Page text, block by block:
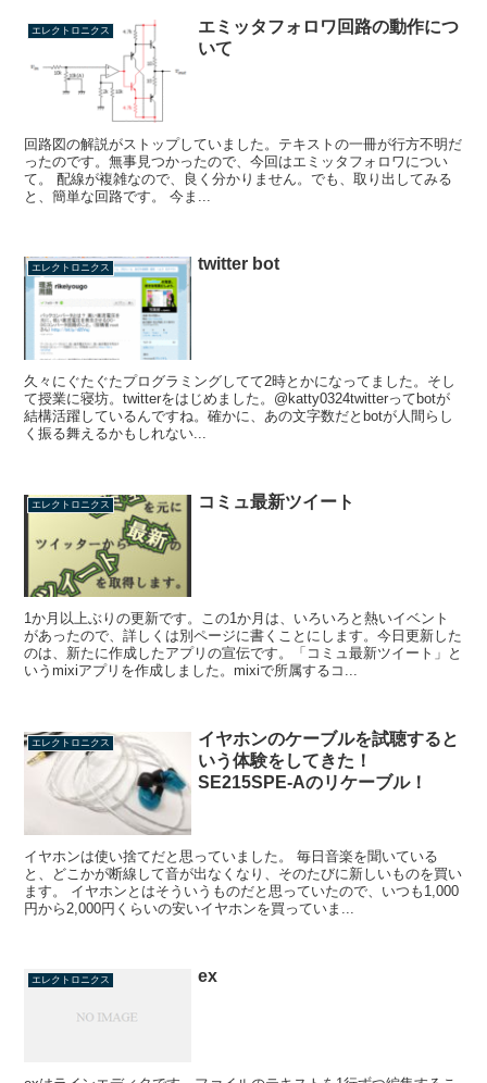
エレクトロニクス
エミッタフォロワ回路の動作につ
いて
回路図の解説がストップしていました。テキストの一冊が行方不明だ
ったのです。無事見つかったので、今回はエミッタフォロワについ
て。 配線が複雑なので、良く分かりません。でも、取り出してみる
と、簡単な回路です。 今ま...
エレクトロニクス twitter bot
久々にぐたぐたプログラミングしてて2時とかになってました。そし
て授業に寝坊。twitterをはじめました。@katty0324twitterってbotが
結構活躍しているんですね。確かに、あの文字数だとbotが人間らし
く振る舞えるかもしれない...
エレクトロニクス コミュ最新ツイート
1か月以上ぶりの更新です。この1か月は、いろいろと熱いイベント
があったので、詳しくは別ページに書くことにします。今日更新した
のは、新たに作成したアプリの宣伝です。「コミュ最新ツイート」と
いうmixiアプリを作成しました。mixiで所属するコ...
エレクトロニクス
イヤホンのケーブルを試聴すると
いう体験をしてきた！
SE215SPE-Aのリケーブル！
イヤホンは使い捨てだと思っていました。 毎日音楽を聞いている
と、どこかが断線して音が出なくなり、そのたびに新しいものを買い
ます。 イヤホンとはそういうものだと思っていたので、いつも1,000
円から2,000円くらいの安いイヤホンを買っていま...
エレクトロニクス ex